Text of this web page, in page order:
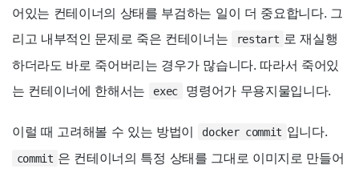
어있는 컨테이너의 상태를 부검하는 일이 더 중요합니다. 그
리고 내부적인 문제로 죽은 컨테이너는
restart 로 재실행
하더라도 바로 죽어버리는 경우가 많습니다. 따라서 죽어있
는 컨테이너에 한해서는
exec 명령어가 무용지물입니다.
이럴 때 고려해볼 수 있는 방법이 docker commit 입니다.
commit 은 컨테이너의 특정 상태를 그대로 이미지로 만들어